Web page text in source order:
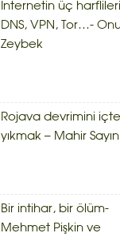
İnternetin üç
DNS, VPN, Tor…-
Zeybek
Rojava devrimini
yıkmak – Mahir Sayın
Bir intihar, bir ölüm-
Mehmet Pişkin ve